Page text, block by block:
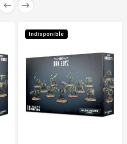
 
Indisponible